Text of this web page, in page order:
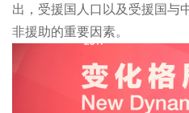
出，受援国人口以及受援国与
非援助的重要因素。